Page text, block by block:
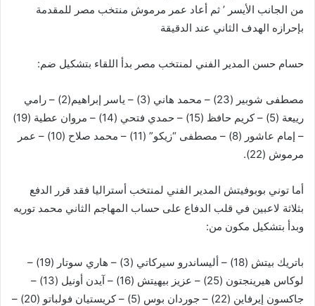
من الجانب الأيسر ’ ثم أعاد عمر مرموش منتخب مصر للمقدمة
بإحرازه الهدف الثاني عند الدقيقة
حسام حسن المدير الفني لمنتخب مصر بدأ اللقاء بتشكيل ضم:
مصطفى شوبير (23) – محمد هاني (3) – ياسر إبراهيم(2) – رامي
رييعة (5) – كريم حافظ (15) – حمدي فتحي (14) – مروان عطية (19)
– إمام عاشور (8) – مصطفى “زيكو” (11) – محمد صلاح (10) – عمر
مرموش (22).
أما توني بوبوفيتش المدير الفني لمنتخب أستراليا فقد قرر الدفع
بثلاثة لاعبين في قلب الدفاع على حساب المهاجم الثاني محمد توريه
وبدأ بتشكيل مكون من:
باتريك بيتش (18) – أليساندرو سيركاتي (3) – هاري سوتار (19) –
لوكاس هيرينجتون (25) – عزيز بيهيتش (16) – آيدن أونيل (13) –
جاكسون إيرفاين (22) – جوردان بوس (5) – كريستيان فولباتو (20) –